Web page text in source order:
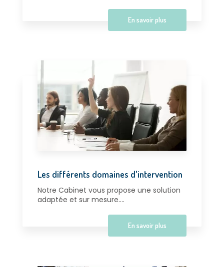
En savoir plus
Les différents domaines d'intervention
Notre Cabinet vous propose une solution
adaptée et sur mesure....
En savoir plus